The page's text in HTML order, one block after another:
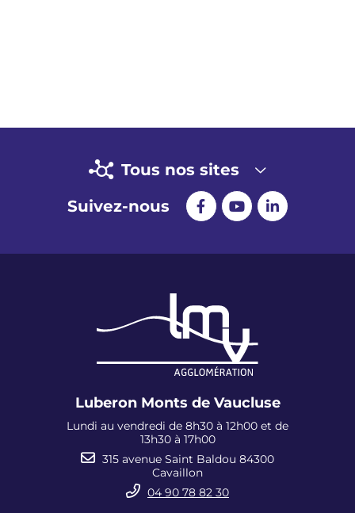
Tous nos sites
Suivez-nous
Luberon Monts de Vaucluse
Lundi au vendredi de 8h30 à 12h00 et de
13h30 à 17h00
315 avenue Saint Baldou 84300
Cavaillon
04 90 78 82 30